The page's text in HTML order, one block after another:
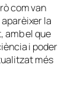
com van
la
amb el que
i poder
més